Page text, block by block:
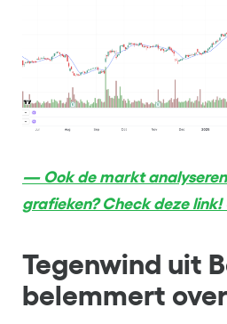
— Ook de markt
grafieken? Check deze
Tegenwind uit
belemmert